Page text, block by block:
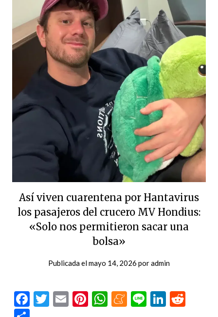
Así viven cuarentena por Hantavirus
los pasajeros del crucero MV Hondius:
«Solo nos permitieron sacar una
bolsa»
Publicada elmayo 14, 2026 poradmin
Facebook
Twitter
EmailPinterest
WhatsApp
Meneame
Line